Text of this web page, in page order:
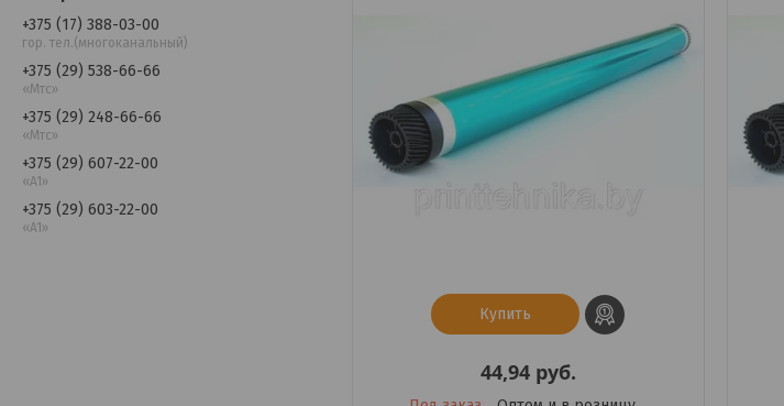
Купить
44,94 руб.
+375 (17) 388-03-00
гор. тел.(многоканальный)
+375 (29) 538-66-66
«Мтс»
+375 (29) 248-66-66
«Мтс»
+375 (29) 607-22-00
«A1»
+375 (29) 603-22-00
«A1»